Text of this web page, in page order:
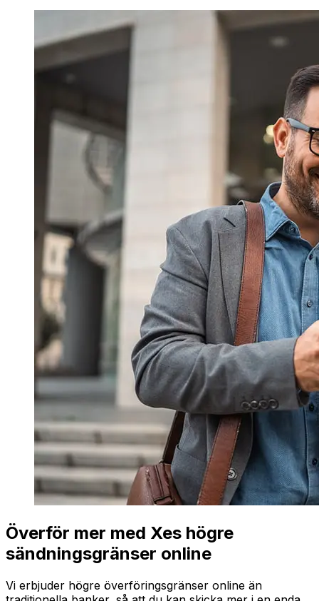
Överför mer med Xes högre
sändningsgränser online
Vi erbjuder högre överföringsgränser online än